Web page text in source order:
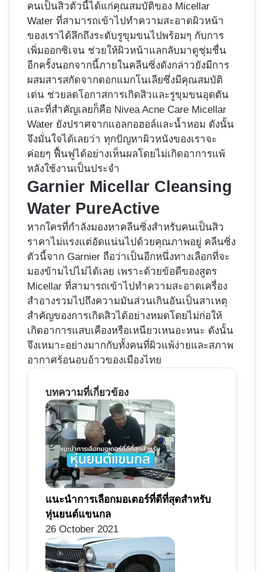
คนเป็นสิวตัวนี้ได้แก่คุณสมบัติของ Micellar
Water ที่สามารถเข้าไปทำความสะอาดผิวหน้า
ของเราได้ลึกถึงระดับรูขุมขนไปพร้อมๆ กับการ
เพิ่มออกซิเจน ช่วยให้ผิวหน้าแลกลับมาดูชุ่มชื่น
อีกครั้งนอกจากนี้ภายในคลีนซิ่งดังกล่าวยังมีการ
ผสมสารสกัดจากดอกแมกโนเลียซึ่งมีคุณสมบัติ
เด่น ช่วยลดโอกาสการเกิดสิวและรูขุมขนอุดตัน
และที่สำคัญเลยก็คือ Nivea Acne Care Micellar
Water ยังปราศจากแอลกอฮอล์และน้ำหอม ดังนั้น
จึงมั่นใจได้เลยว่า ทุกปัญหาผิวหนังของเราจะ
ค่อยๆ ฟื้นฟูได้อย่างเห็นผลโดยไม่เกิดอาการแพ้
หลังใช้งานเป็นประจำ
Garnier Micellar Cleansing
Water PureActive
หากใครที่กำลังมองหาคลีนซิ่งสำหรับคนเป็นสิว
ราคาไม่แรงแต่อัดแน่นไปด้วยคุณภาพอยู่ คลีนซิ่ง
ตัวนี้จาก Garnier ถือว่าเป็นอีกหนึ่งทางเลือกที่จะ
มองข้ามไปไม่ได้เลย เพราะด้วยข้อดีของสูตร
Micellar ที่สามารถเข้าไปทำความสะอาดเครื่อง
สำอางรวมไปถึงความมันส่วนเกินอันเป็นสาเหตุ
สำคัญของการเกิดสิวได้อย่างหมดโดยไม่ก่อให้
เกิดอาการแสบเคืองหรือเหนียวเหนอะหนะ ดังนั้น
จึงเหมาะอย่างมากกับทั้งคนที่ผิวแพ้ง่ายและสภาพ
อากาศร้อนอบอ้าวของเมืองไทย
บทความที่เกี่ยวข้อง
แนะนำการเลือกมอเตอร์ที่ดีที่สุดสำหรับ
หุ่นยนต์แขนกล
26 October 2021